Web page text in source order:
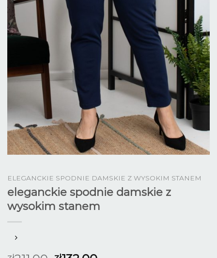
ELEGANCKIE SPODNIE DAMSKIE Z WYSOKIM STANEM
eleganckie spodnie damskie z
wysokim stanem